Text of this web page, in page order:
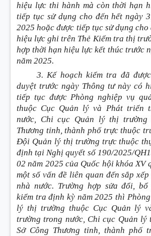
hiệu lực thi hành mà còn thời hạn
tiếp tục sử dụng cho đến hết ngày
2025 hoặc được tiếp tục sử dụng
hiệu lực ghi trên Thẻ Kiểm tra thị
hợp thời hạn hiệu lực kết thúc trước
năm 2025.
3. Kế hoạch kiểm tra đã
duyệt trước ngày Thông tư này có
tiếp tục được Phòng nghiệp vụ
thuộc Cục Quản lý và Phát triển
nước, Chi cục Quản lý thị trường
Thương tỉnh, thành phố trực thuộc
Đội Quản lý thị trường trực thuộc
định tại Nghị quyết số 190/2025/
02 năm 2025 của Quốc hội khóa XV
một số vấn đề liên quan đến sắp
nhà nước. Trường hợp sửa đổi, bổ
kiểm tra định kỳ năm 2025 thì
lý thị trường thuộc Cục Quản lý
trường trong nước, Chi cục Quản lý
Sở Công Thương tỉnh, thành phố